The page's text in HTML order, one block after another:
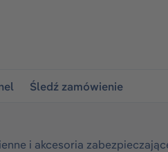
Śledź zamówienie
i akcesoria